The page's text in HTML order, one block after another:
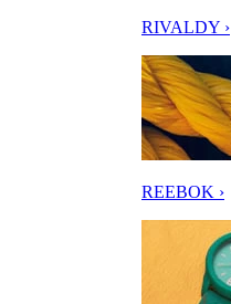
RIVALDY ›
REEBOK ›